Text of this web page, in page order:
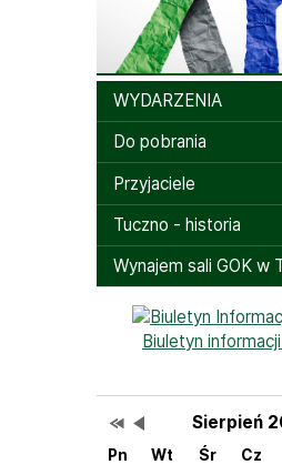
Menu
WYDARZENIA
Do pobrania
Przyjaciele
Tuczno - historia
Wynajem sali GOK w
Bannery boczne
Biuletyn
Wydarzenia
Lista
Sierpień
Przestaw datę na
Przestaw datę na
Pn Wt Śr Cz